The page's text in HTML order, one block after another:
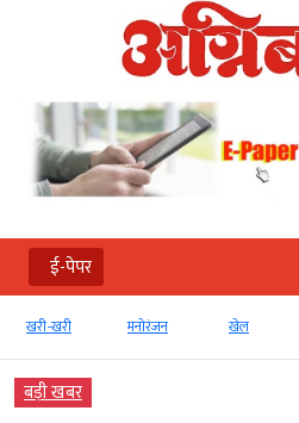
ई-पेपर
खरी-खरी मनोरंजन खेल
बड़ी खबर